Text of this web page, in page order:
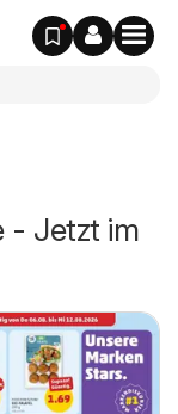
- Jetzt im